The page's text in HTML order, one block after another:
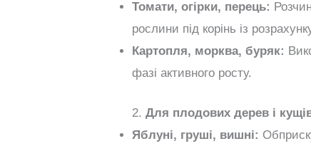
Томати, огірки, перець:
рослини під корінь із
Картопля, морква, буряк:
фазі активного росту.
2.Для плодових дерев і
Яблуні, груші, вишні: